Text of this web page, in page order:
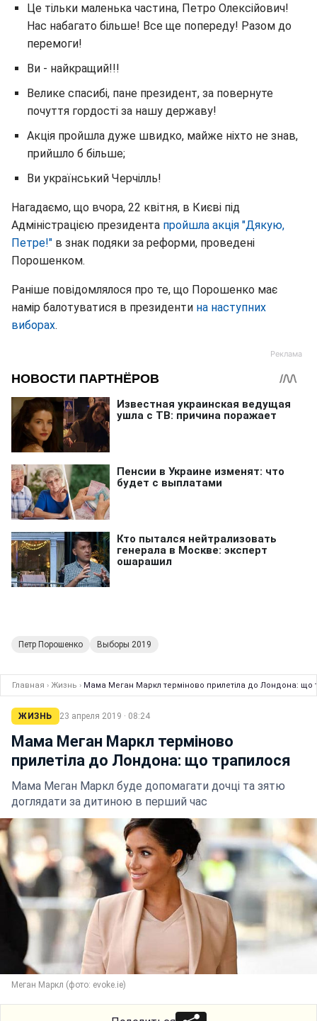
Це тільки маленька частина, Петро Олексійович!
Нас набагато більше! Все ще попереду! Разом до
перемоги!
Ви - найкращий!!!
Велике спасибі, пане президент, за повернуте
почуття гордості за нашу державу!
Акція пройшла дуже швидко, майже ніхто не знав,
прийшло б більше;
Ви український Черчілль!
Нагадаємо, що вчора, 22 квітня, в Києві під
Адміністрацією президента пройшла акція "Дякую,
Петре!" в знак подяки за реформи, проведені
Порошенком.
Раніше повідомлялося про те, що Порошенко має
намір балотуватися в президенти на наступних
виборах.
Петр Порошенко Выборы 2019
Главная › Жизнь › Мама Меган Маркл терміново прилетіла до Лондона: що
ЖИЗНЬ 23 апреля 2019 · 08:24
Мама Меган Маркл терміново
прилетіла до Лондона: що трапилося
Мама Меган Маркл буде допомагати дочці та зятю
доглядати за дитиною в перший час
Меган Маркл (фото: evoke.ie)